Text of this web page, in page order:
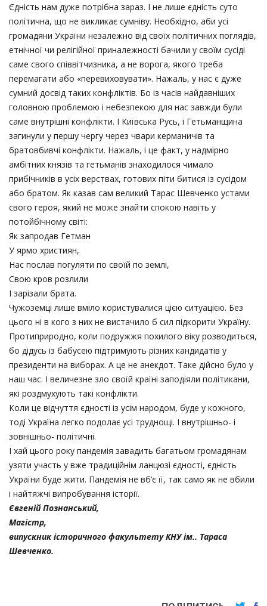
Єдність нам дуже потрібна зараз. І не лише єдність суто
політична, що не викликає сумніву. Необхідно, аби усі
громадяни України незалежно від своїх політичних поглядів,
етнічної чи релігійної приналежності бачили у своїм сусіді
саме свого співвітчизника, а не ворога, якого треба
перемагати або «перевиховувати». Нажаль, у нас є дуже
сумний досвід таких конфліктів. Бо із часів найдавніших
головною проблемою і небезпекою для нас завжди були
саме внутрішні конфлікти. І Київська Русь, і Гетьманщина
загинули у першу чергу через чвари керманичів та
братовбивчі конфлікти. Нажаль, і це факт, у надмірно
амбітних князів та гетьманів знаходилося чимало
прибічників в усіх верствах, готових піти битися із сусідом
або братом. Як казав сам великий Тарас Шевченко устами
свого героя, який не може знайти спокою навіть у
потойбічному світі:
Як запродав Гетман
У ярмо християн,
Нас послав погуляти по своїй по землі,
Свою кров розлили
І зарізали брата.
Чужоземці лише вміло користувалися цією ситуацією. Без
цього ні в кого з них не вистачило б сил підкорити Україну.
Протиприродно, коли подружжя похилого віку розводиться,
бо дідусь із бабусею підтримують різних кандидатів у
президенти на виборах. А це не анекдот. Таке дійсно було у
наш час. І величезне зло своїй країні заподіяли політикани,
які роздмухують такі конфлікти.
Коли це відчуття єдності із усім народом, буде у кожного,
тоді Україна легко подолає усі труднощі. І внутрішньо- і
зовнішньо- політичні.
І хай цього року пандемія завадить багатьом громадянам
узяти участь у вже традиційнім ланцюзі єдності, єдність
України буде жити. Пандемія не вб’є її, так само як не вбили
і найтяжчі випробування історії.
Євгеній Познанський,
Магістр,
випускник історичного факультету КНУ ім.. Тараса
Шевченко.